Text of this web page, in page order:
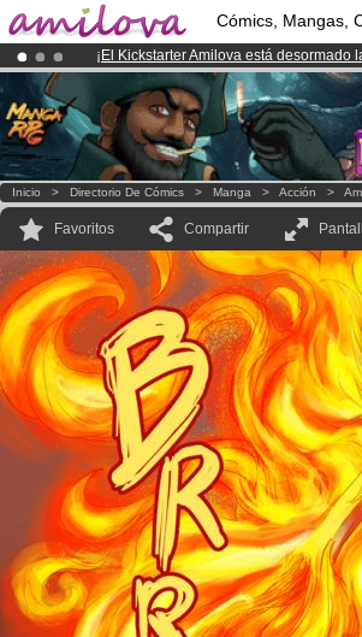
Cómics, Mangas,
¡ El Kickstarter Amilova está desormado
¡Conviertete en Premium por3.95 euros
¡Ya tenemos 134393miembrosy 1208
Inicio > Directorio De Cómics > Manga > Acción >
Favoritos Compartir